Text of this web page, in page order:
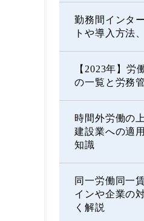
勤務間インタ
トや導入方法
【2023年】労
の一覧と労務
時間外労働の
建設業への適
知識
同一労働同一
インや企業の
く解説